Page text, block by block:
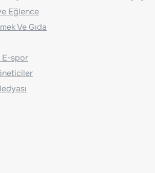
Eğlence
Ve Gıda
E-spor